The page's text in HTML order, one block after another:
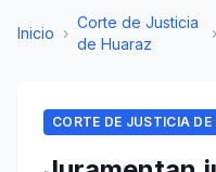
Inicio ›
Corte de Justicia
de Huaraz
›
CORTE DE JUSTICIA DE